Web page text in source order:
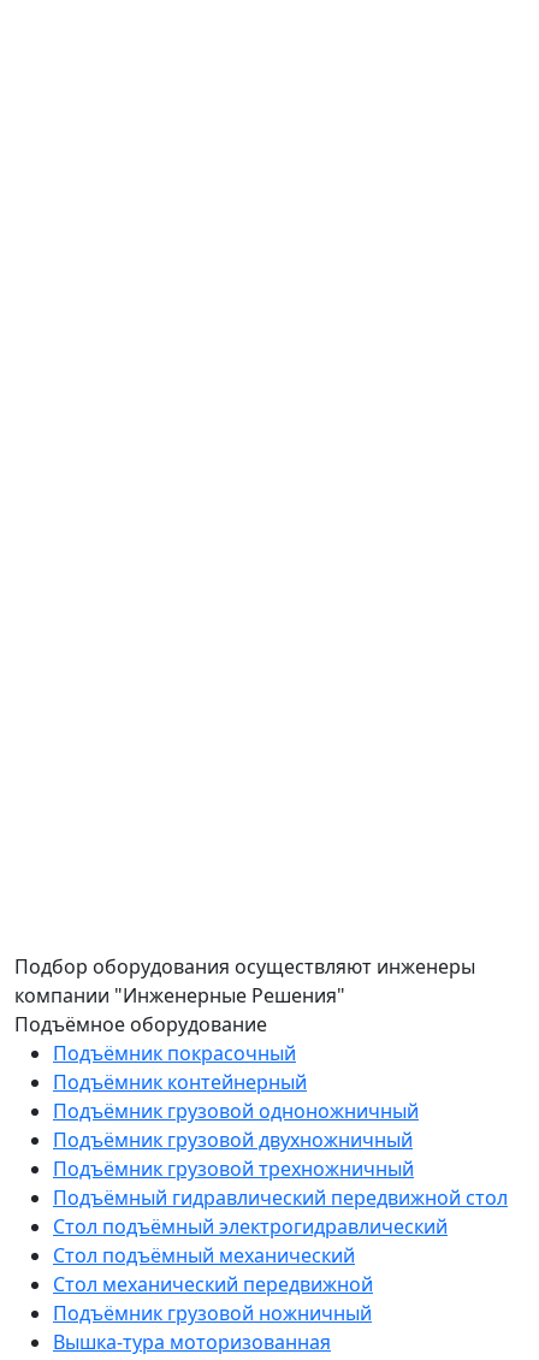
Подбор оборудования осуществляют инженеры
компании "Инженерные Решения"
Подъёмное оборудование
Подъёмник покрасочный
Подъёмник контейнерный
Подъёмник грузовой одноножничный
Подъёмник грузовой двухножничный
Подъёмник грузовой трехножничный
Подъёмный гидравлический передвижной стол
Стол подъёмный электрогидравлический
Стол подъёмный механический
Стол механический передвижной
Подъёмник грузовой ножничный
Вышка-тура моторизованная